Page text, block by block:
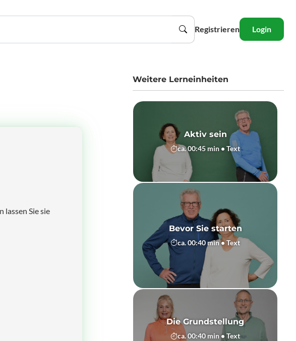
Registrieren Login
Sie sie
Weitere Lerneinheiten
Aktiv sein
ca. 00:45 min • Text
Bevor Sie starten
ca. 00:40 min • Text
Die Grundstellung
ca. 00:40 min • Text